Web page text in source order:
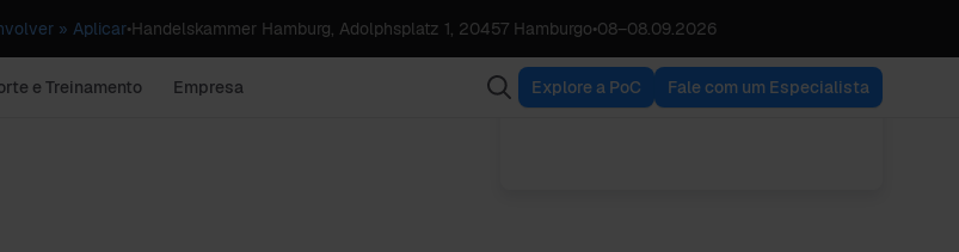
» Aplicar•Handelskammer Hamburg, Adolphsplatz 1, 20457 Hamburgo•08–08.09.2026
e Treinamento Empresa Explore a PoC Fale com um Especialista
André Seidl
Manager
VER TODAS AS
PUBLICAÇÕES